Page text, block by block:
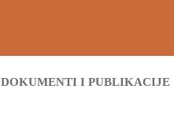
DOKUMENTI I PUBLIKACIJE